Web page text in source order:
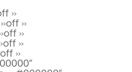
»
»
»
»
»